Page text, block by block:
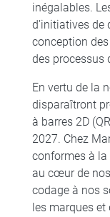
inégalables.
d’initiatives de
conception
des processus
En vertu de la
disparaîtront
à barres 2D
2027. Chez
conformes à la
au cœur de
codage à nos
les marques